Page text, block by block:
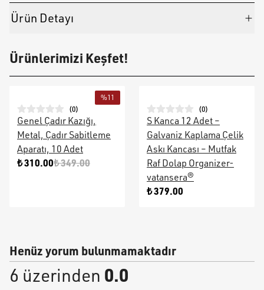
Ürün Detayı
Ürünlerimizi Keşfet!
%11
(0)
Genel Çadır Kazığı,
Metal, Çadır Sabitleme
Aparatı, 10 Adet
₺ 310.00₺ 349.00
(0)
S Kanca 12 Adet –
Galvaniz Kaplama Çelik
Askı Kancası – Mutfak
Raf Dolap Organizer-
vatansera®
₺ 379.00
Henüz yorum bulunmamaktadır
6 üzerinden 0.0